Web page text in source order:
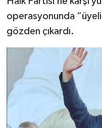
operasyonunda
gözden çıkardı.